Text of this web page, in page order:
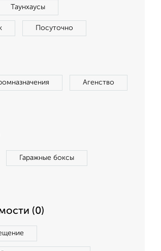
Таунхаусы
Посуточно
Агенство
Гаражные боксы
(0)